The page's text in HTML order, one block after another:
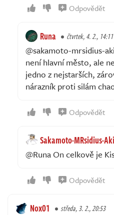
Odpovědět
Runa čtvrtek, 4. 2., 14:11
@sakamoto-mrsidius-
není hlavní město, ale
jedno z nejstarších,
nárazník proti silám
Odpovědět
Sakamoto-MRsidius-
@Runa On celkově je
Odpovědět
Nox01 středa, 3. 2., 20:53